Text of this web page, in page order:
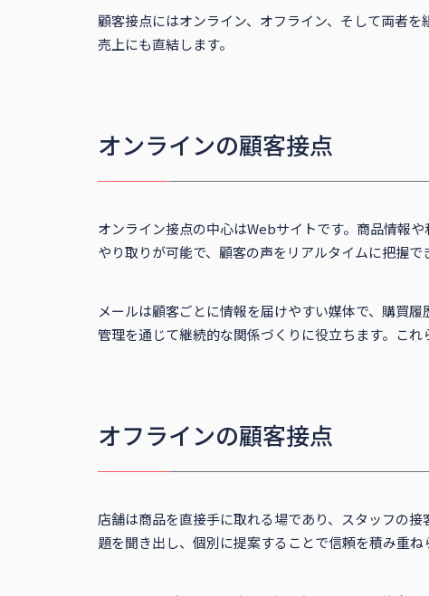
顧客接点にはオンライン、オフライン、そして両者
売上にも直結します。
オンラインの顧客接点
オンライン接点の中心はWebサイトです。商品情報
やり取りが可能で、顧客の声をリアルタイムに把握
メールは顧客ごとに情報を届けやすい媒体で、購買
管理を通じて継続的な関係づくりに役立ちます。こ
オフラインの顧客接点
店舗は商品を直接手に取れる場であり、スタッフの
題を聞き出し、個別に提案することで信頼を積み重ね